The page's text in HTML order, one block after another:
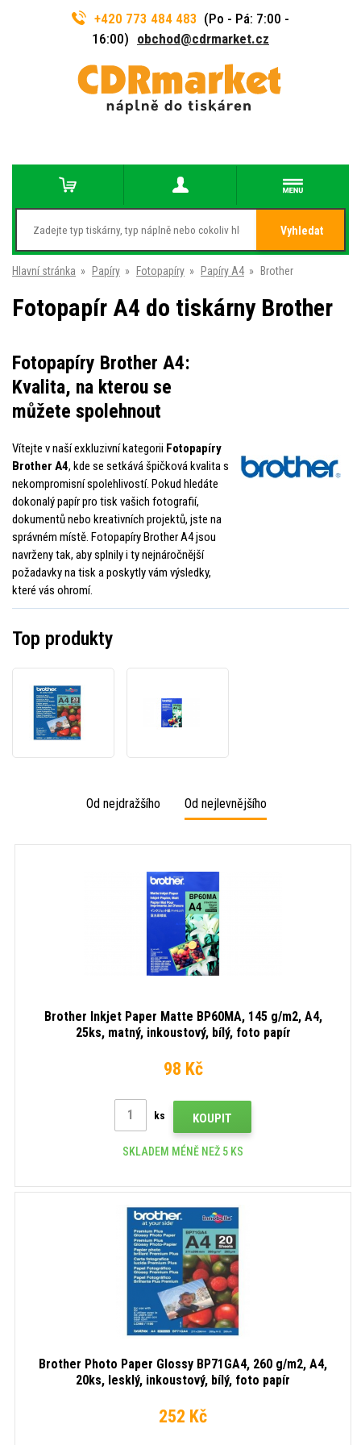
+420 773 484 483 (Po - Pá: 7:00 -
16:00) obchod@cdrmarket.cz
Vyhledat
Hlavní stránka » Papíry » Fotopapíry » Papíry A4 » Brother
Fotopapír A4 do tiskárny Brother
Fotopapíry Brother A4:
Kvalita, na kterou se
můžete spolehnout
Vítejte v naší exkluzivní kategorii Fotopapíry
Brother A4, kde se setkává špičková kvalita s
nekompromisní spolehlivostí. Pokud hledáte
dokonalý papír pro tisk vašich fotografií,
dokumentů nebo kreativních projektů, jste na
správném místě. Fotopapíry Brother A4 jsou
navrženy tak, aby splnily i ty nejnáročnější
požadavky na tisk a poskytly vám výsledky,
které vás ohromí.
Top produkty
BP71GA4,
A4,
lesklý,
BP60MA,
A4,
25ks,
matný,
bílý,
foto
papír
Od nejdražšího Od nejlevnějšího
Brother Inkjet Paper Matte BP60MA, 145 g/m2, A4,
25ks, matný, inkoustový, bílý, foto papír
98 Kč
ks KOUPIT
SKLADEM MÉNĚ NEŽ 5 KS
Brother Photo Paper Glossy BP71GA4, 260 g/m2, A4,
20ks, lesklý, inkoustový, bílý, foto papír
252 Kč